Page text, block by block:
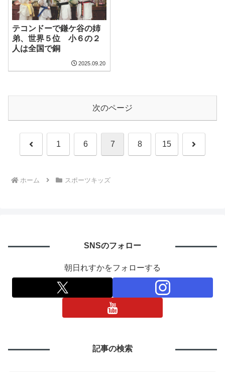
テコンドーで鎌ケ谷の姉
弟、世界５位 小６の２
人は全国で銅
2025.09.20
次のページ
前 1 6 7 8 15 次
ホーム スポーツキッズ
SNSのフォロー
朝日れすかをフォローする
記事の検索